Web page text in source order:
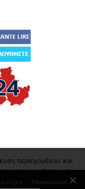
Επικοινωνία
περιεχομένου και
μέσων και
μας